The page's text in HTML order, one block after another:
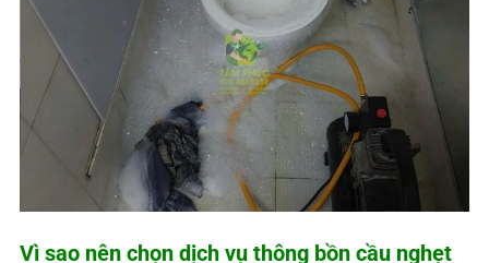
Vì sao nên chọn dịch vụ thông bồn cầu nghẹt